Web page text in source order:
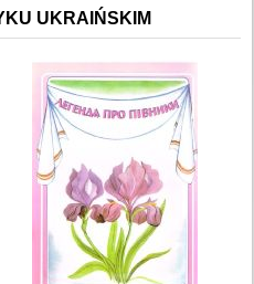
UKRAIŃSKIM